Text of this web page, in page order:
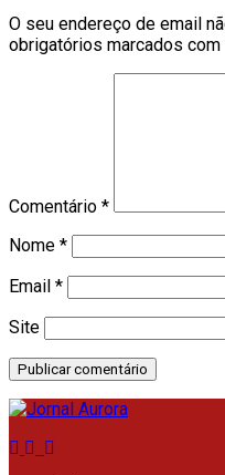
O seu endereço de email
obrigatórios marcados com
Comentário *
Nome *
Email *
Site